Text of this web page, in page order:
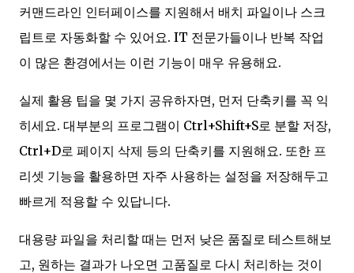
커맨드라인 인터페이스를 지원해서 배치 파일이나 스크
립트로 자동화할 수 있어요. IT 전문가들이나 반복 작업
이 많은 환경에서는 이런 기능이 매우 유용해요.
실제 활용 팁을 몇 가지 공유하자면, 먼저 단축키를 꼭 익
히세요. 대부분의 프로그램이 Ctrl+Shift+S로 분할 저장,
Ctrl+D로 페이지 삭제 등의 단축키를 지원해요. 또한 프
리셋 기능을 활용하면 자주 사용하는 설정을 저장해두고
빠르게 적용할 수 있답니다.
대용량 파일을 처리할 때는 먼저 낮은 품질로 테스트해보
고, 원하는 결과가 나오면 고품질로 다시 처리하는 것이